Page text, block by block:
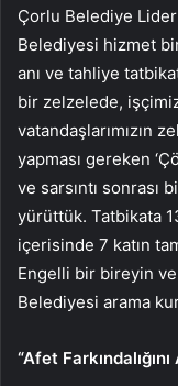
Çorlu Belediye Lider
Belediyesi hizmet
anı ve tahliye
bir zelzelede,
vatandaşlarımızın
yapması gereken
ve sarsıntı sonrası
yürüttük. Tatbikata
içerisinde 7 katın
Engelli bir bireyin
Belediyesi arama
“Afet